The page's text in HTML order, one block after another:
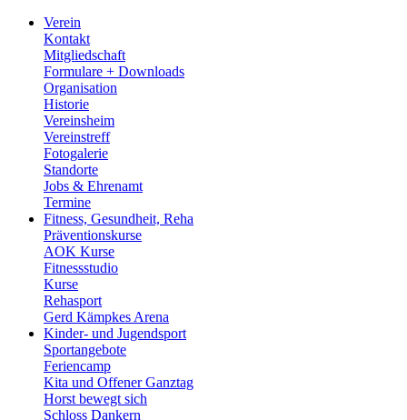
Verein
Kontakt
Mitgliedschaft
Formulare + Downloads
Organisation
Historie
Vereinsheim
Vereinstreff
Fotogalerie
Standorte
Jobs & Ehrenamt
Termine
Fitness, Gesundheit, Reha
Präventionskurse
AOK Kurse
Fitnessstudio
Kurse
Rehasport
Gerd Kämpkes Arena
Kinder- und Jugendsport
Sportangebote
Feriencamp
Kita und Offener Ganztag
Horst bewegt sich
Schloss Dankern